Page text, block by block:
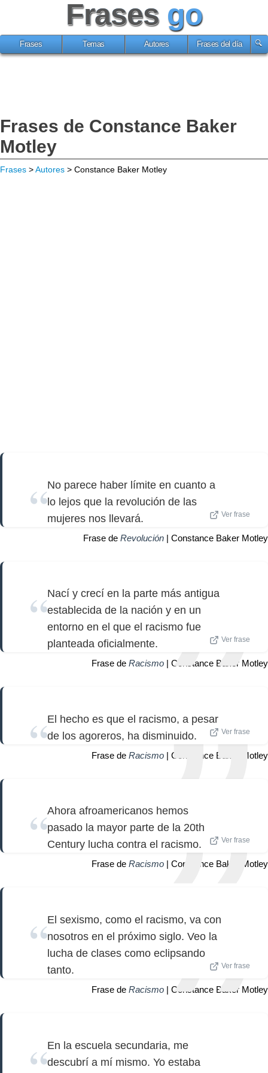
Frases go
Frases Temas Autores Frases del día
Frases de Constance Baker
Motley
Frases >Autores > Constance Baker Motley
No parece haber límite en cuanto a
lo lejos que la revolución de las
mujeres nos llevará.
Ver frase
Frase de Revolución | Constance Baker Motley
Nací y crecí en la parte más antigua
establecida de la nación y en un
entorno en el que el racismo fue
planteada oficialmente.
Ver frase
Frase de Racismo | Constance Baker Motley
El hecho es que el racismo, a pesar
de los agoreros, ha disminuido.
Ver frase
Frase de Racismo | Constance Baker Motley
Ahora afroamericanos hemos
pasado la mayor parte de la 20th
Century lucha contra el racismo.
Ver frase
Frase de Racismo | Constance Baker Motley
El sexismo, como el racismo, va con
nosotros en el próximo siglo. Veo la
lucha de clases como eclipsando
tanto.
Ver frase
Frase de Racismo | Constance Baker Motley
En la escuela secundaria, me
descubrí a mí mismo. Yo estaba